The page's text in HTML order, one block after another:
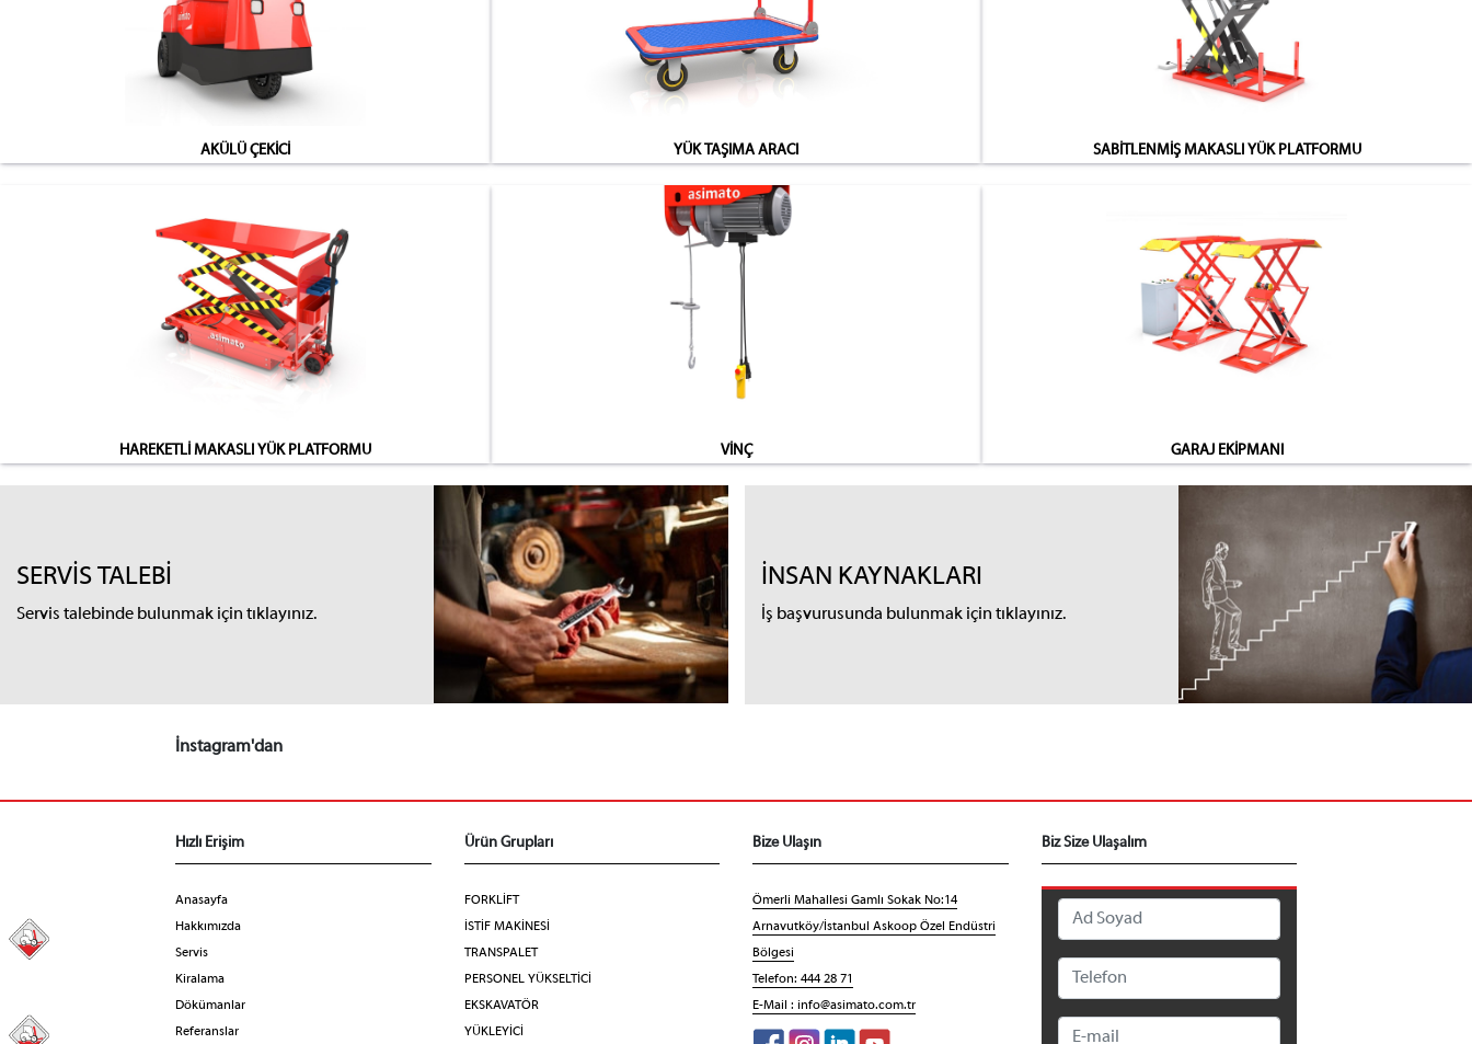
AKÜLÜ ÇEKİCİ YÜK TAŞIMA ARACI SABİTLENMİŞ MAKASLI YÜK PLATFORMU
HAREKETLİ MAKASLI YÜK PLATFORMU VİNÇ GARAJ EKİPMANI
SERVİS TALEBİ
Servis talebinde bulunmak için tıklayınız.
İNSAN KAYNAKLARI
İş başvurusunda bulunmak için tıklayınız.
İnstagram'dan
Hızlı Erişim
Anasayfa
Hakkımızda
Servis
Kiralama
Dökümanlar
Referanslar
Ürün Grupları
FORKLİFT
İSTİF MAKİNESİ
TRANSPALET
PERSONEL YÜKSELTİCİ
EKSKAVATÖR
YÜKLEYİCİ
Bize Ulaşın
Ömerli Mahallesi Gamlı Sokak No:14
Arnavutköy/İstanbul Askoop Özel Endüstri
Bölgesi
Telefon: 444 28 71
E-Mail : info@asimato.com.tr
Biz Size Ulaşalım